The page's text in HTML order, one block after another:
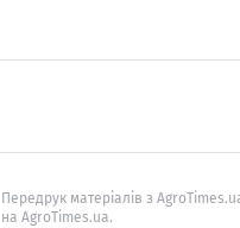
Передрук матеріалів з
на AgroTimes.ua.